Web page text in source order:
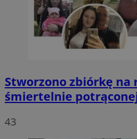
Stworzono zbiórkę na
śmiertelnie
43